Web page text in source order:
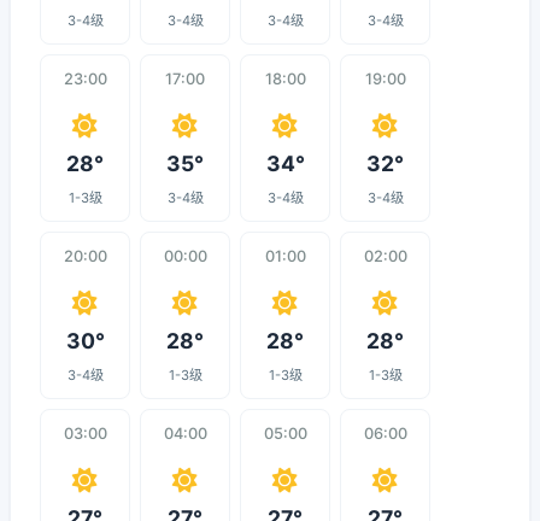
3-4级 3-4级 3-4级 3-4级
23:00
28°
1-3级
17:00
35°
3-4级
18:00
34°
3-4级
19:00
32°
3-4级
20:00
30°
3-4级
00:00
28°
1-3级
01:00
28°
1-3级
02:00
28°
1-3级
03:00 04:00 05:00 06:00